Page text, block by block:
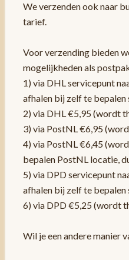
We verzenden ook naar
tarief.
Voor verzending bieden
mogelijkheden als
1) via DHL servicepunt
afhalen bij zelf te
2) via DHL €5,95 (wordt
3) via PostNL €6,95
4) via PostNL €6,45
bepalen PostNL locatie,
5) via DPD servicepunt
afhalen bij zelf te
6) via DPD €5,25 (wordt
Wil je een andere manier